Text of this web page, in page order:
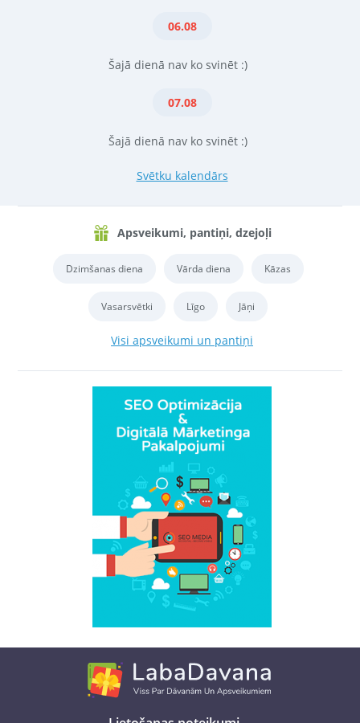
06.08
Šajā dienā nav ko svinēt :)
07.08
Šajā dienā nav ko svinēt :)
Svētku kalendārs
Apsveikumi, pantiņi, dzejoļi
Dzimšanas diena Vārda diena Kāzas
Vasarsvētki Līgo Jāņi
Visi apsveikumi un pantiņi